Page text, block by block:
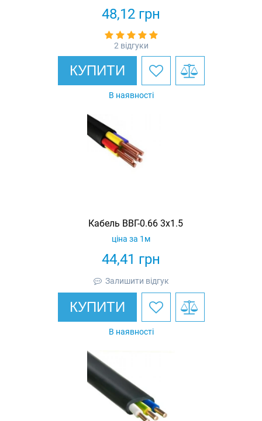
48,12 грн
2 відгуки
КУПИТИ
В наявності
Кабель ВВГ-0.66 3х1.5
44,41 грн
ціна за 1м
Залишити відгук
КУПИТИ
В наявності